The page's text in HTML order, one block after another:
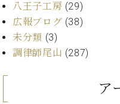
デ
ン
ス
前
に
ベ
コ
ン
サ
調
律
で
大
歓
ベヒ
会
八王子工房 (29)
広報ブログ (38)
未分類 (3)
調律師尾山 (287)
ア